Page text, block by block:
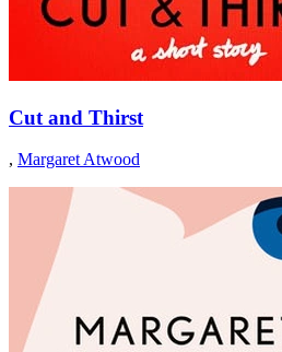
Cut and Thirst
, Margaret Atwood